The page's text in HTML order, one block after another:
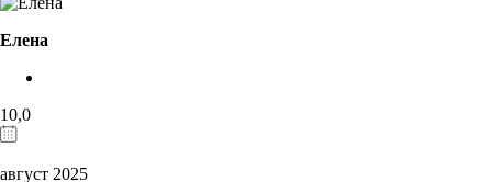
Елена
10,0
август 2025